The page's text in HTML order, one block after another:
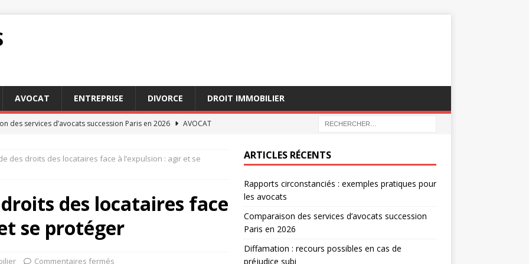
AVOCAT ENTREPRISE DIVORCE DROIT IMMOBILIER
des services d’avocats succession Paris en 2026
AVOCAT
options avec des avocats succession Paris aujourd’hui
: comment cette clause impacte vos engagements
DROIT
: exemples pratiques pour les avocats
des droits des locataires face à l’expulsion : agir et se
des locataires face
se protéger
Commentaires fermés
ARTICLES RÉCENTS
Rapports circonstanciés : exemples pratiques pour
les avocats
Comparaison des services d’avocats succession
Paris en 2026
Diffamation : recours possibles en cas de
préjudice subi